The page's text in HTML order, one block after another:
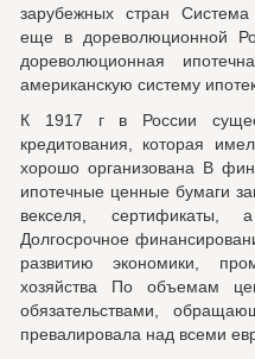
зарубежных стран Система
еще в дореволюционной
дореволюционная
американскую систему
К 1917 г в России
кредитования, которая
хорошо организована В
ипотечные ценные бумаги
векселя, сертификаты,
Долгосрочное
развитию экономики,
хозяйства По объемам
обязательствами,
превалировала над всеми